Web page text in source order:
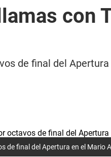
con
de final del
de final del Apertura en el Mario